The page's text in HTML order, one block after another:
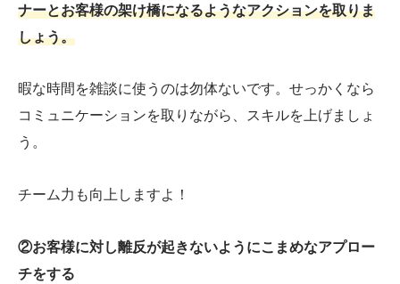
ナーとお客様の架け橋になるようなアクションを取りま
しょう。
暇な時間を雑談に使うのは勿体ないです。せっかくなら
コミュニケーションを取りながら、スキルを上げましょ
う。
チーム力も向上しますよ！
②お客様に対し離反が起きないようにこまめなアプロー
チをする